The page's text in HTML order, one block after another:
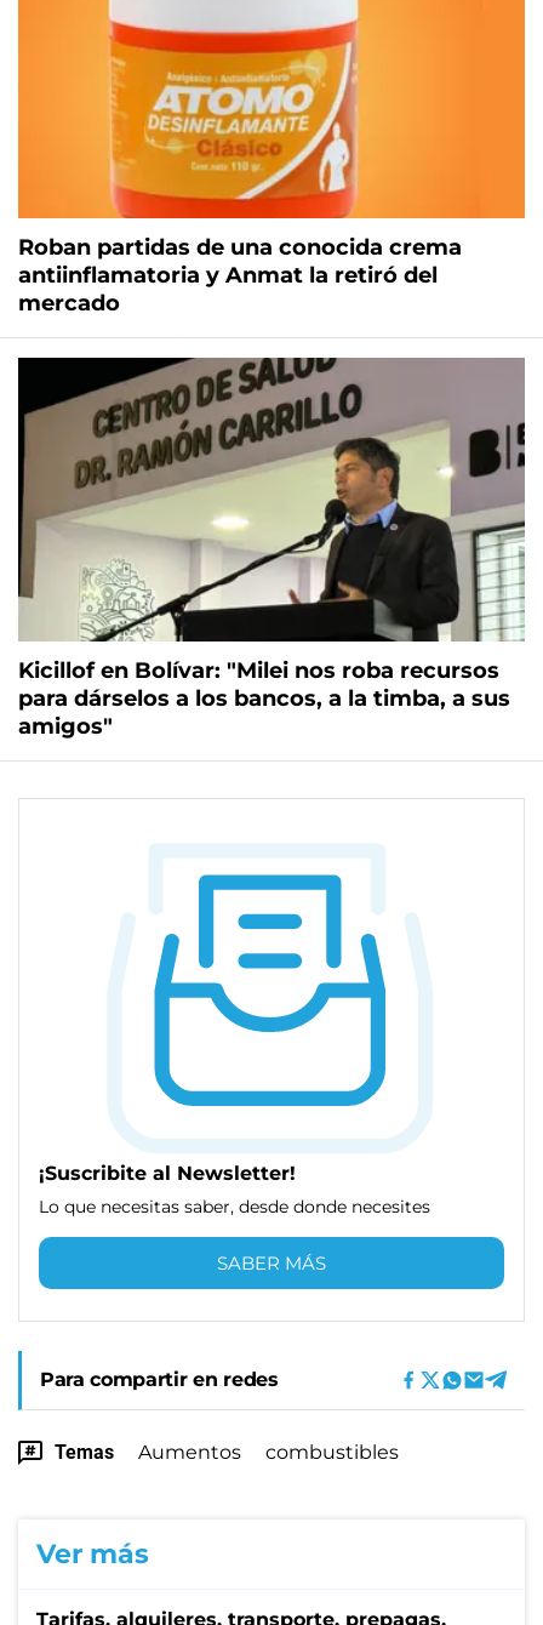
Roban partidas de una conocida crema
antiinflamatoria y Anmat la retiró del
mercado
Kicillof en Bolívar: "Milei nos roba recursos
para dárselos a los bancos, a la timba, a sus
amigos"
¡Suscribite al Newsletter!
Lo que necesitas saber, desde donde necesites
SABER MÁS
Para compartir en redes
Temas Aumentos combustibles
Ver más
Tarifas, alquileres, transporte, prepagas,